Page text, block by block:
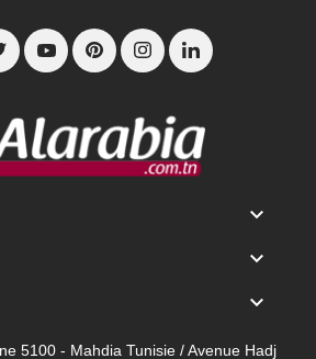



5100 - Mahdia Tunisie / Avenue Hadj